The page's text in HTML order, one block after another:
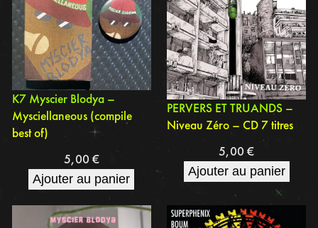
K7 Myscier Blodya –
Mysciellaneous (compile
best of)
5,00 €
Ajouter au panier
PERVERS ET TRUANDS –
Niveau Zéro – CD 7 titres
5,00€
Ajouter au panier